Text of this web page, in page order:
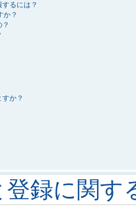
るには？
か？
か？
登録に関す